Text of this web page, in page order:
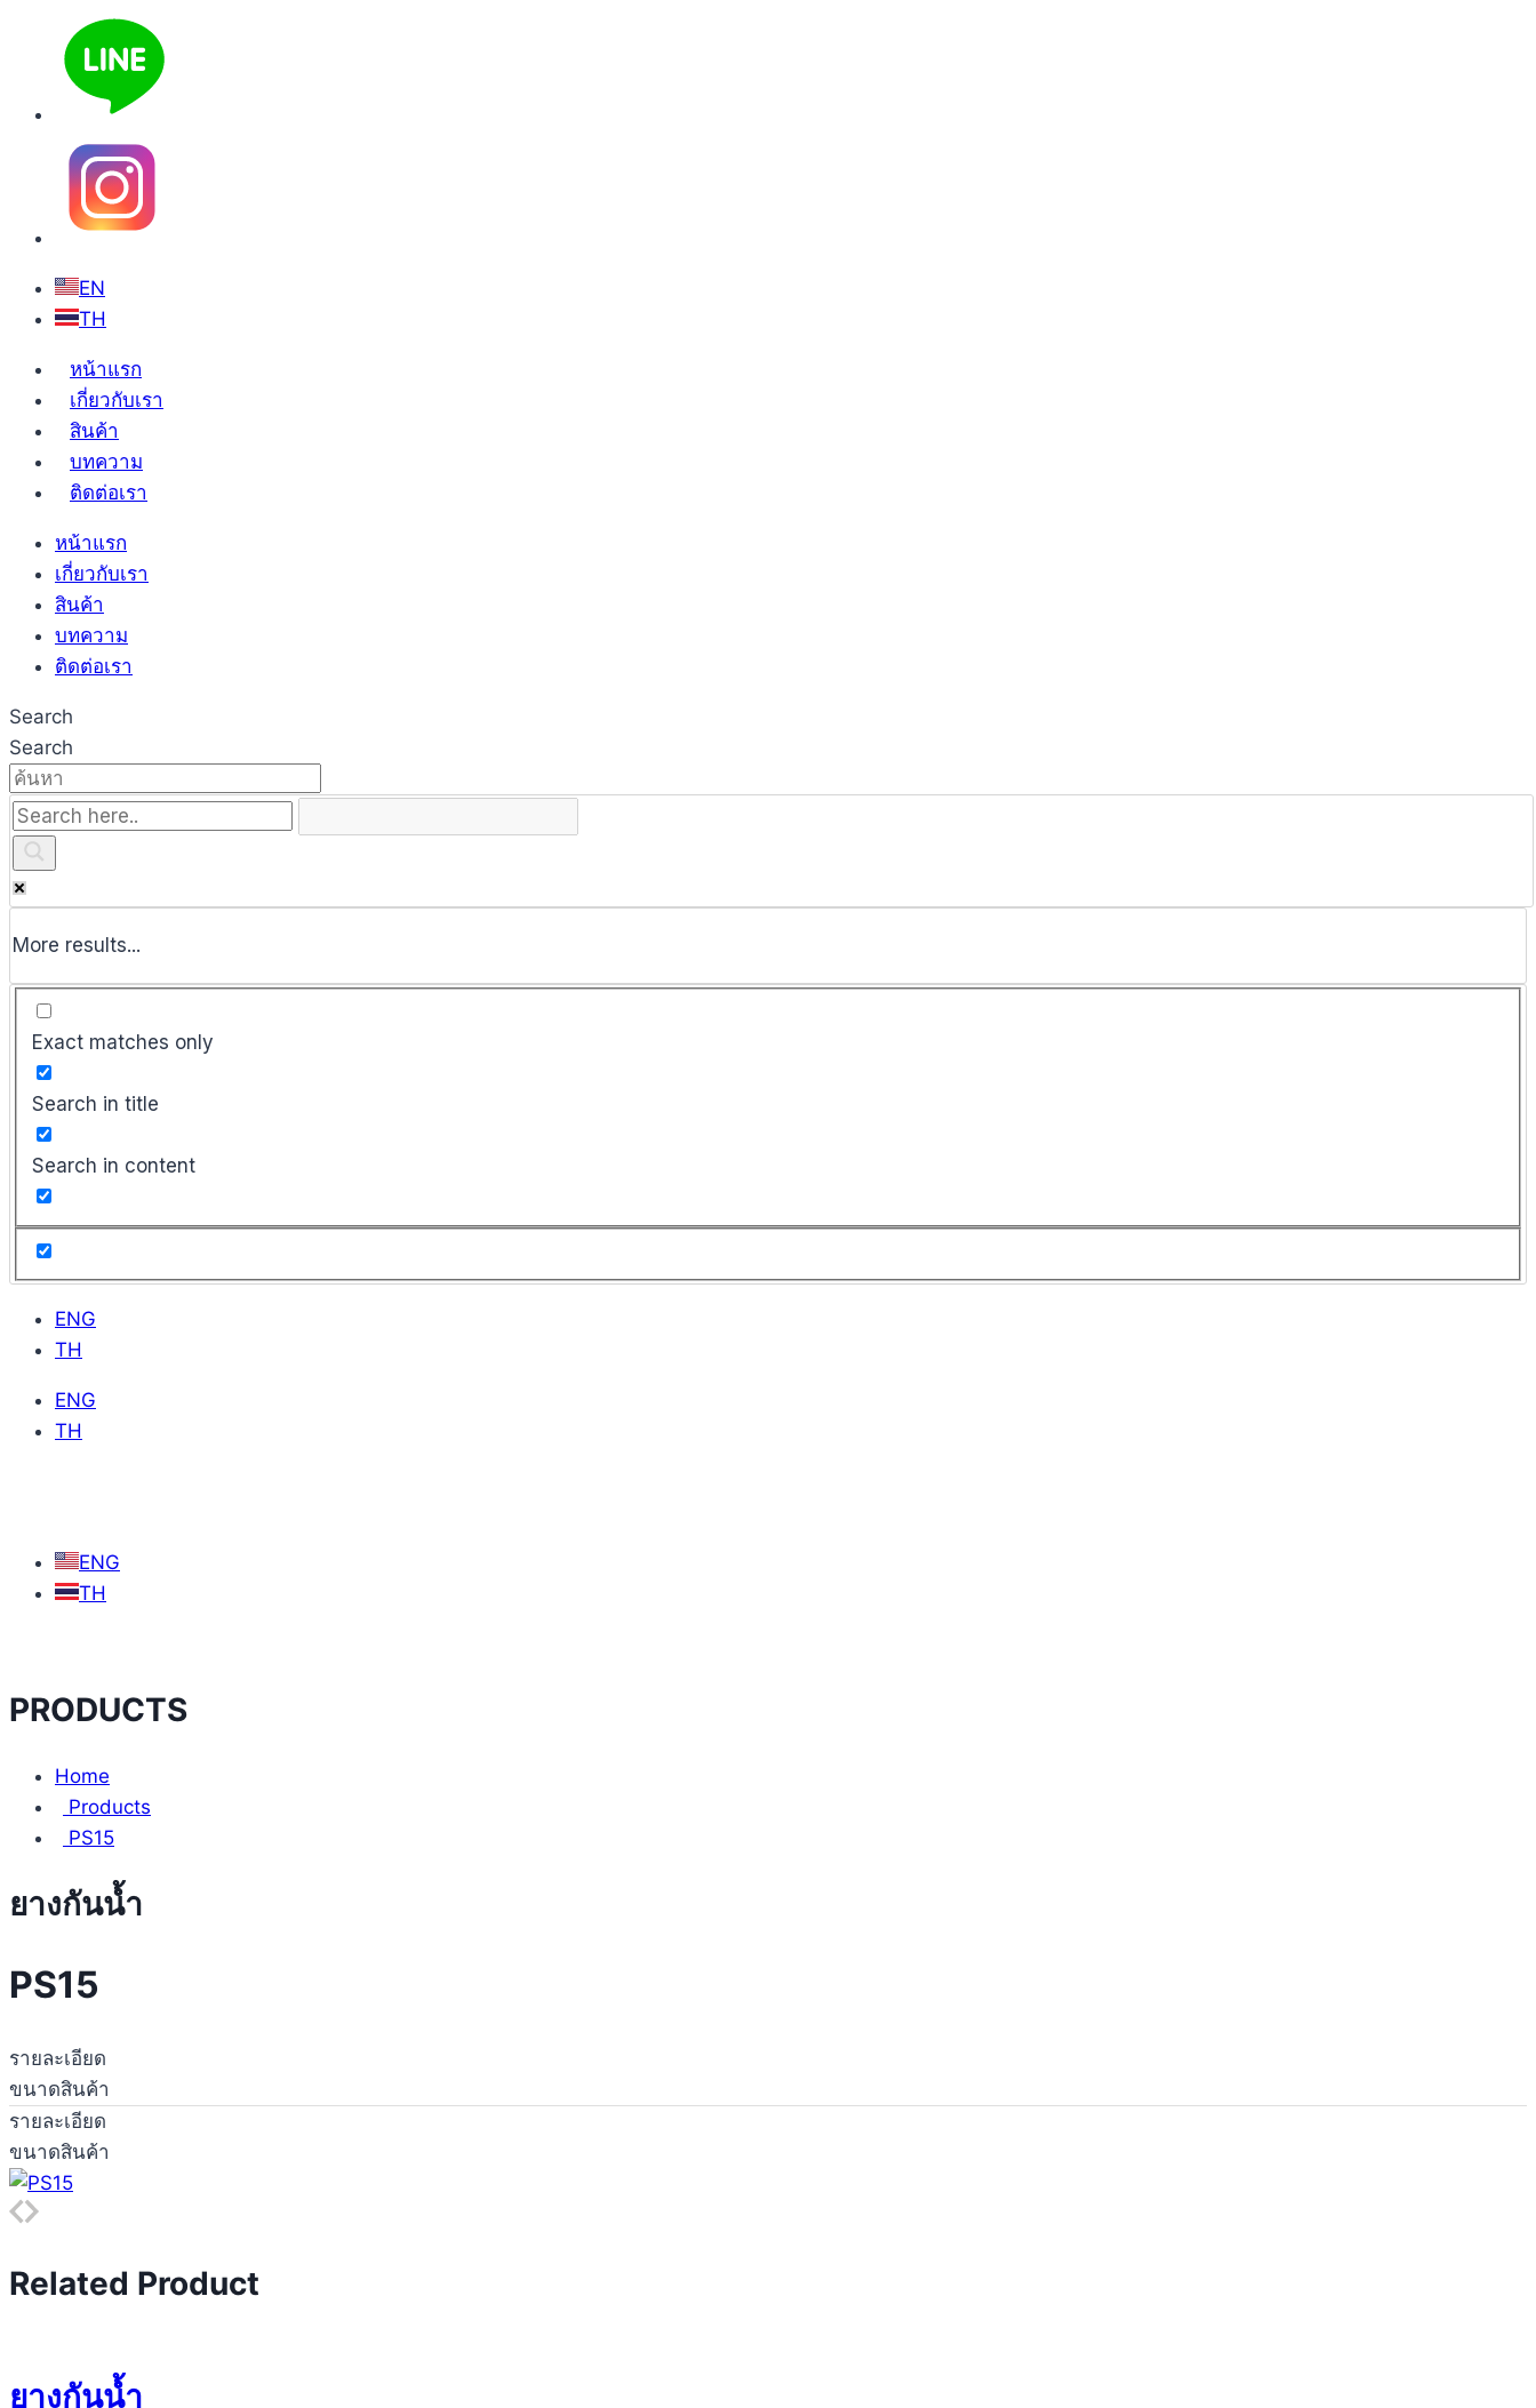
EN
TH
หน้าแรก
เกี่ยวกับเรา
สินค้า
บทความ
ติดต่อเรา
หน้าแรก
เกี่ยวกับเรา
สินค้า
บทความ
ติดต่อเรา
Search
Search
More results...
Exact matches only
Search in title
Search in content
ENG
TH
ENG
TH
ENG
TH
PRODUCTS
Home
Products
PS15
ยางกันน้ำ
PS15
รายละเอียด
ขนาดสินค้า
รายละเอียด
ขนาดสินค้า
Related Product
ยางกันน้ำ